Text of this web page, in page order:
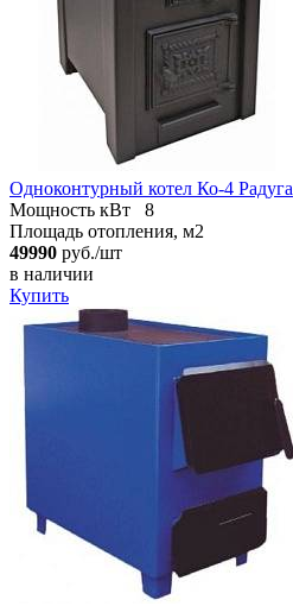
Одноконтурный котел Ко-4 Радуга
Мощность кВт
8
Площадь отопления, м2
49990 руб./шт
в наличии
Купить